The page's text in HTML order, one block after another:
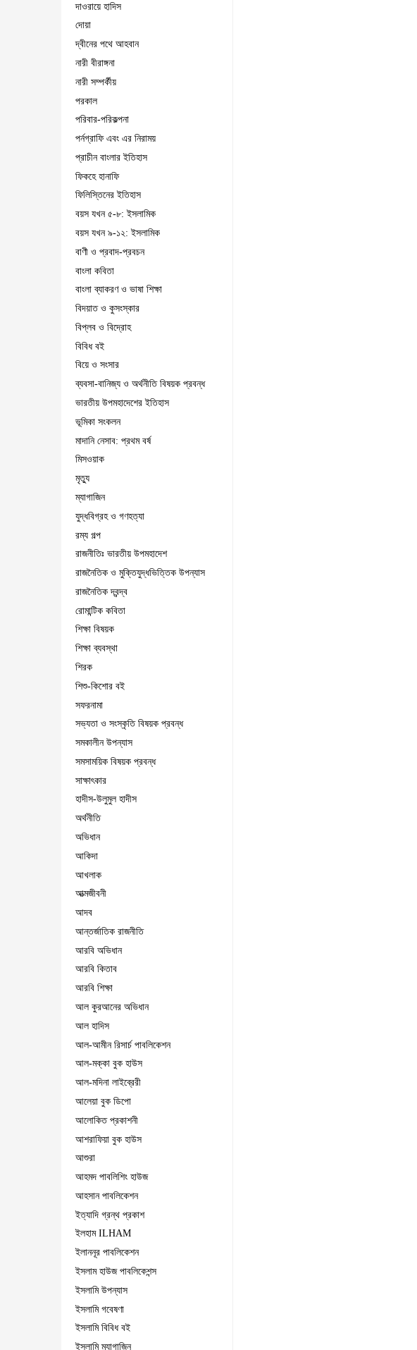
দাওরায়ে হাদিস
দোয়া
দ্বীনের পথে আহবান
নারী বীরাঙ্গনা
নারী সম্পর্কীয়
পরকাল
পরিবার-পরিকল্পনা
পর্নগ্রাফি এবং এর নিরাময়
প্রাচীন বাংলার ইতিহাস
ফিকহে হানাফি
ফিলিস্তিনের ইতিহাস
বয়স যখন ৫-৮: ইসলামিক
বয়স যখন ৯-১২: ইসলামিক
বাণী ও প্রবাদ-প্রবচন
বাংলা কবিতা
বাংলা ব্যাকরণ ও ভাষা শিক্ষা
বিদয়াত ও কুসংস্কার
বিপ্লব ও বিদ্রোহ
বিবিধ বই
বিয়ে ও সংসার
ব্যবসা-বানিজ্য ও অর্থনীতি বিষয়ক প্রবন্ধ
ভারতীয় উপমহাদেশের ইতিহাস
ভূমিকা সংকলন
মাদানি নেসাব: প্রথম বর্ষ
মিসওয়াক
মৃত্যু
ম্যাগাজিন
যুদ্ধবিগ্রহ ও গণহত্যা
রম্য গল্প
রাজনীতিঃ ভারতীয় উপমহাদেশ
রাজনৈতিক ও মুক্তিযুদ্ধভিত্তিক উপন্যাস
রাজনৈতিক দ্বন্দ্ব
রোমান্টিক কবিতা
শিক্ষা বিষয়ক
শিক্ষা ব্যবস্থা
শিরক
শিশু-কিশোর বই
সফরনামা
সভ্যতা ও সংস্কৃতি বিষয়ক প্রবন্ধ
সমকালীন উপন্যাস
সমসাময়িক বিষয়ক প্রবন্ধ
সাক্ষাৎকার
হাদীস-উলুমুল হাদীস
অর্থনীতি
অভিধান
আকিদা
আখলাক
আত্মজীবনী
আদব
আন্তর্জাতিক রাজনীতি
আরবি অভিধান
আরবি কিতাব
আরবি শিক্ষা
আল কুরআনের অভিধান
আল হাদিস
আল-আমীন রিসার্চ পাবলিকেশন
আল-মক্কা বুক হাউস
আল-মদিনা লাইব্রেরী
আলেয়া বুক ডিপো
আলোকিত প্রকাশনী
আশরাফিয়া বুক হাউস
আশুরা
আহমদ পাবলিশিং হাউজ
আহসান পাবলিকেশন
ইত্যাদি গ্রন্থ প্রকাশ
ইলহাম ILHAM
ইলাননূর পাবলিকেশন
ইসলাম হাউজ পাবলিকেশন্স
ইসলামি উপন্যাস
ইসলামি গবেষণা
ইসলামি বিবিধ বই
ইসলামি ম্যাগাজিন